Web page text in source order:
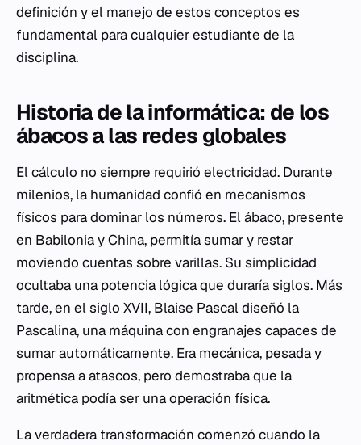
definición y el manejo de estos conceptos es
fundamental para cualquier estudiante de la
disciplina.
Historia de la informática: de los
ábacos a las redes globales
El cálculo no siempre requirió electricidad. Durante
milenios, la humanidad confió en mecanismos
físicos para dominar los números. El ábaco, presente
en Babilonia y China, permitía sumar y restar
moviendo cuentas sobre varillas. Su simplicidad
ocultaba una potencia lógica que duraría siglos. Más
tarde, en el siglo XVII, Blaise Pascal diseñó la
Pascalina, una máquina con engranajes capaces de
sumar automáticamente. Era mecánica, pesada y
propensa a atascos, pero demostraba que la
aritmética podía ser una operación física.
La verdadera transformación comenzó cuando la